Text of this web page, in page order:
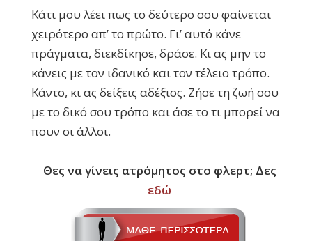
Κάτι μου λέει πως το δεύτερο σου φαίνεται
χειρότερο απ’ το πρώτο. Γι’ αυτό κάνε
πράγματα, διεκδίκησε, δράσε. Κι ας μην το
κάνεις με τον ιδανικό και τον τέλειο τρόπο.
Κάντο, κι ας δείξεις αδέξιος. Ζήσε τη ζωή σου
με το δικό σου τρόπο και άσε το τι μπορεί να
πουν οι άλλοι.
Θες να γίνεις ατρόμητος στο φλερτ; Δες
εδώ